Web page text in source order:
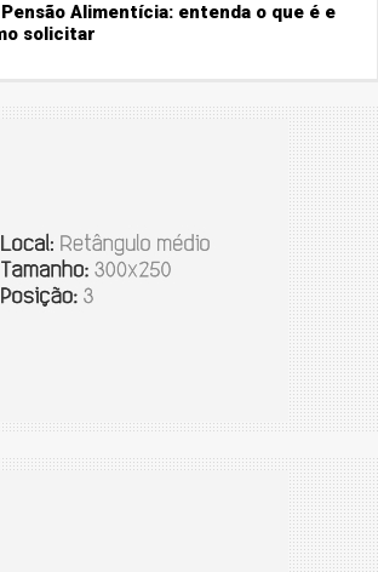
Alimentícia: entenda o que é e
solicitar